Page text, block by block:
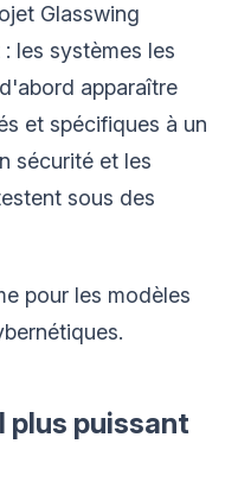
Glasswing
les systèmes les
apparaître
et spécifiques à un
sécurité et les
sous des
pour les modèles
plus puissant